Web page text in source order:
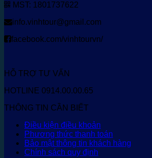
MST: 1801737622
info.vinhtour@gmail.com
facebook.com/vinhtourvn/
HỖ TRỢ TƯ VẤN
HOTLINE 0914.00.00.65
THÔNG TIN CẦN BIẾT
Điều kiện điều khoản
Phương thức thanh toán
Bảo mật thông tin khách hàng
Chính sách quy định